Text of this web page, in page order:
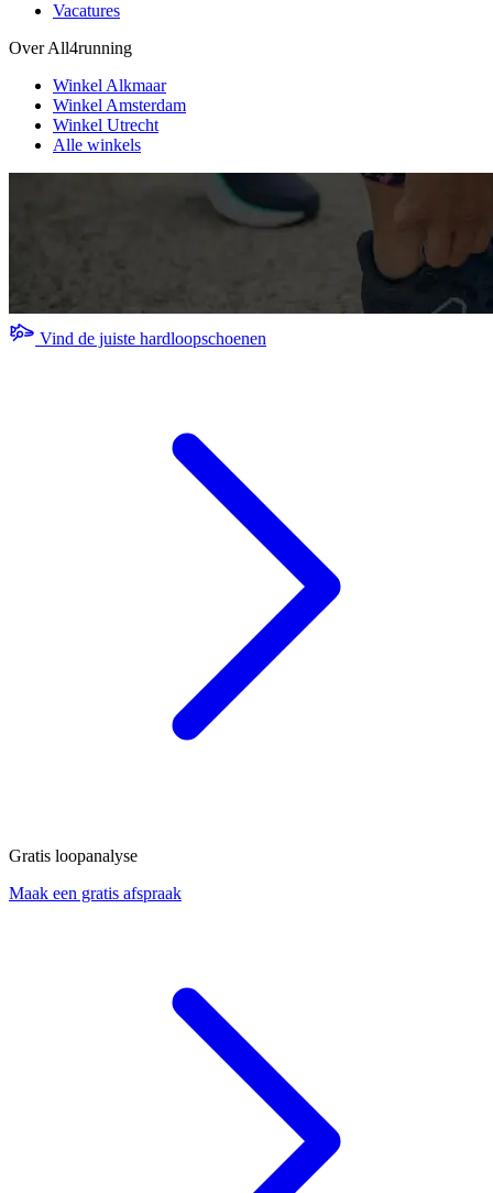
Vacatures
Over All4running
Winkel Alkmaar
Winkel Amsterdam
Winkel Utrecht
Alle winkels
Vind de juiste hardloopschoenen
Gratis loopanalyse
Maak een gratis afspraak